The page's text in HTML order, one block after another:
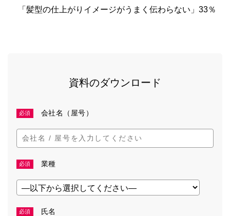
「髪型の仕上がりイメージがうまく伝わらない」33％
資料のダウンロード
必須 会社名（屋号）
必須 業種
必須 氏名